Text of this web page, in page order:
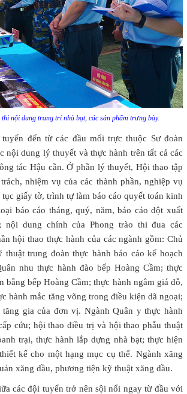
thi nội dung trang trí nhà bạt, các sản phẩm trưng bày.
đến từ các đầu mối trực thuộc Sư đoàn
nội dung lý thuyết và thực hành trên tất cả các
tác Hậu cần. Ở phần lý thuyết, Hội thao tập
nhiệm vụ của các thành phần, nghiệp vụ
tục giấy tờ, trình tự làm báo cáo quyết toán kinh
báo cáo tháng, quý, năm, báo cáo đột xuất
nội dung chính của Phong trào thi đua các
hội thao thực hành của các ngành gồm: Chủ
trung đoàn thực hành báo cáo kế hoạch
nhu thực hành đào bếp Hoàng Cầm; thực
bằng bếp Hoàng Cầm; thực hành ngâm giá đỗ,
hành mắc tăng võng trong điều kiện dã ngoại;
tăng gia của đơn vị. Ngành Quân y thực hành
cứu; hội thao điều trị và hội thao phẫu thuật
trại, thực hành lắp dựng nhà bạt; thực hiện
kế cho một hạng mục cụ thể. Ngành xăng
xăng dầu, phương tiện kỹ thuật xăng dầu.
các đội tuyển trở nên sội nổi ngay từ đầu với